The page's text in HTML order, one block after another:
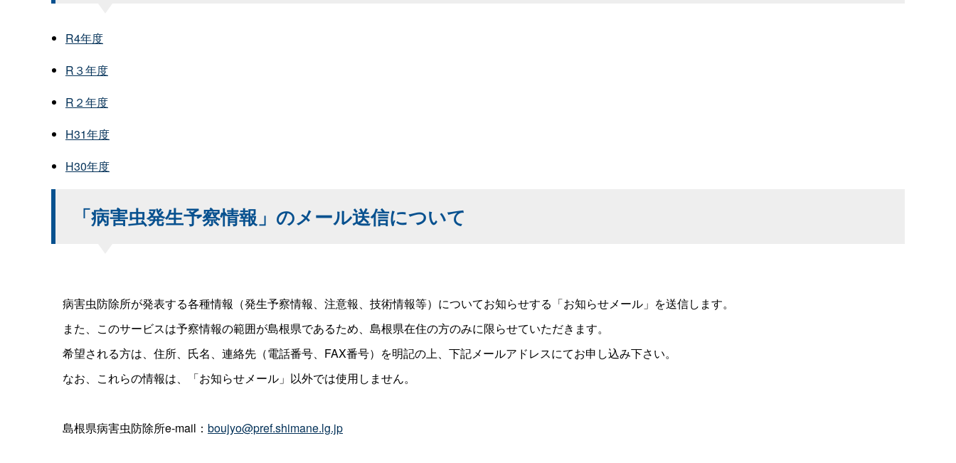
R4年度
R３年度
R２年度
H31年度
H30年度
「病害虫発生予察情報」のメール送信について
病害虫防除所が発表する各種情報（発生予察情報、注意報、技術情報等）についてお知らせする「お知らせメール」を送信します。
また、このサービスは予察情報の範囲が島根県であるため、島根県在住の方のみに限らせていただきます。
希望される方は、住所、氏名、連絡先（電話番号、FAX番号）を明記の上、下記メールアドレスにてお申し込み下さい。
なお、これらの情報は、「お知らせメール」以外では使用しません。
島根県病害虫防除所e-mail： boujyo@pref.shimane.lg.jp